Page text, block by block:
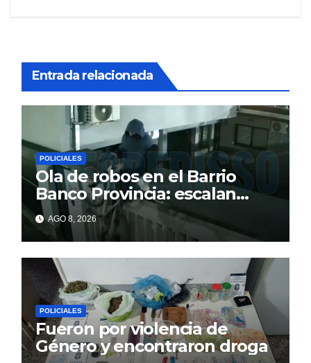
Entrada relacionada
POLICIALES
Ola de robos en el Barrio
Banco Provincia: escalan
paredes en la noche y nadie
responde
AGO 8, 2026
POLICIALES
Fueron por violencia de
Género y encontraron droga